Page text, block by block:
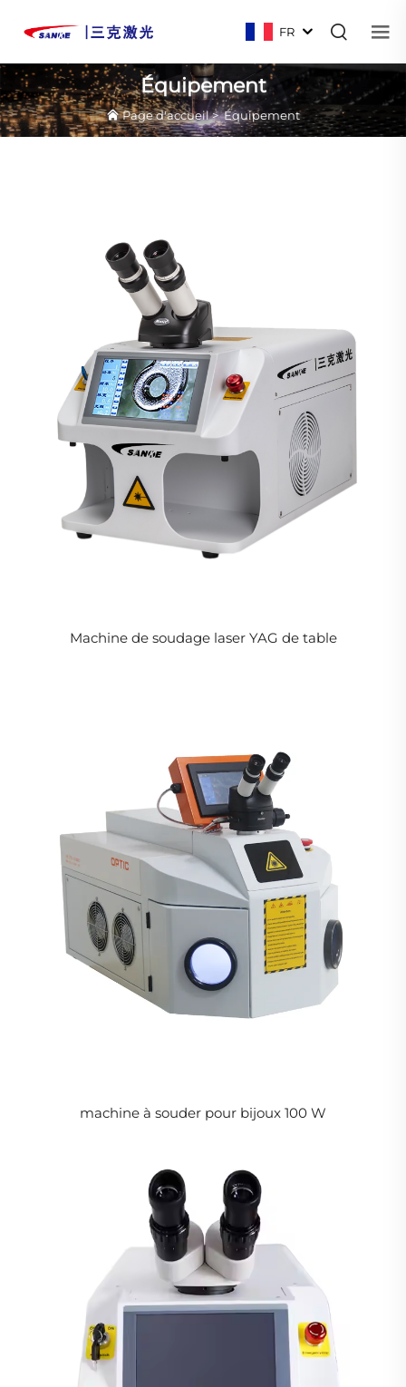
FR
Équipement
Page d'accueil>Équipement
Machine de soudage laser YAG de table
machine à souder pour bijoux 100 W